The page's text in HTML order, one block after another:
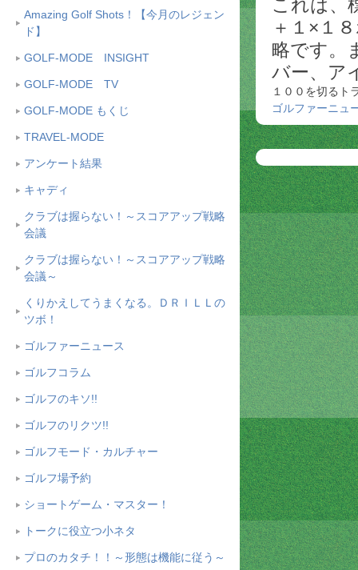
Amazing Golf Shots！【今月のレジェン
ド】
GOLF-MODE INSIGHT
GOLF-MODE TV
GOLF-MODE もくじ
TRAVEL-MODE
アンケート結果
キャディ
クラブは握らない！～スコアアップ戦略
会議
クラブは握らない！～スコアアップ戦略
会議～
くりかえしてうまくなる。ＤＲＩＬＬの
ツボ！
ゴルファーニュース
ゴルフコラム
ゴルフのキソ!!
ゴルフのリクツ!!
ゴルフモード・カルチャー
ゴルフ場予約
ショートゲーム・マスター！
トークに役立つ小ネタ
プロのカタチ！！～形態は機能に従う～
これは、
＋１×１
略です。
バー、ア
１００を切るト
ゴルファーニュ